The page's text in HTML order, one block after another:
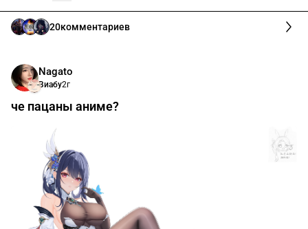
20комментариев
Nagato
Виабу2г
че пацаны аниме?